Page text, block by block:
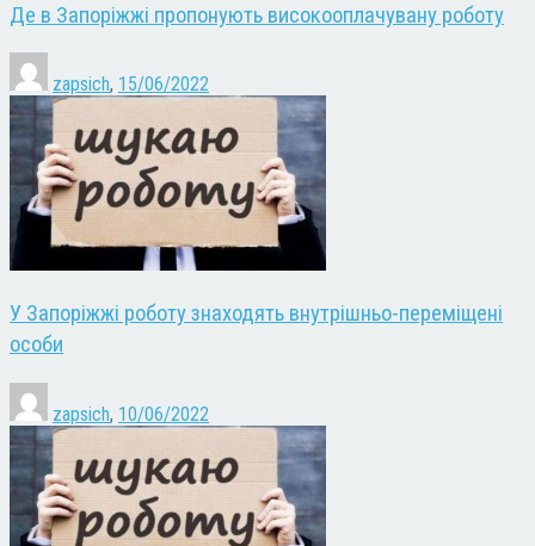
Де в Запоріжжі пропонують високооплачувану роботу
zapsich, 15/06/2022
У Запоріжжі роботу знаходять внутрішньо-переміщені
особи
zapsich, 10/06/2022